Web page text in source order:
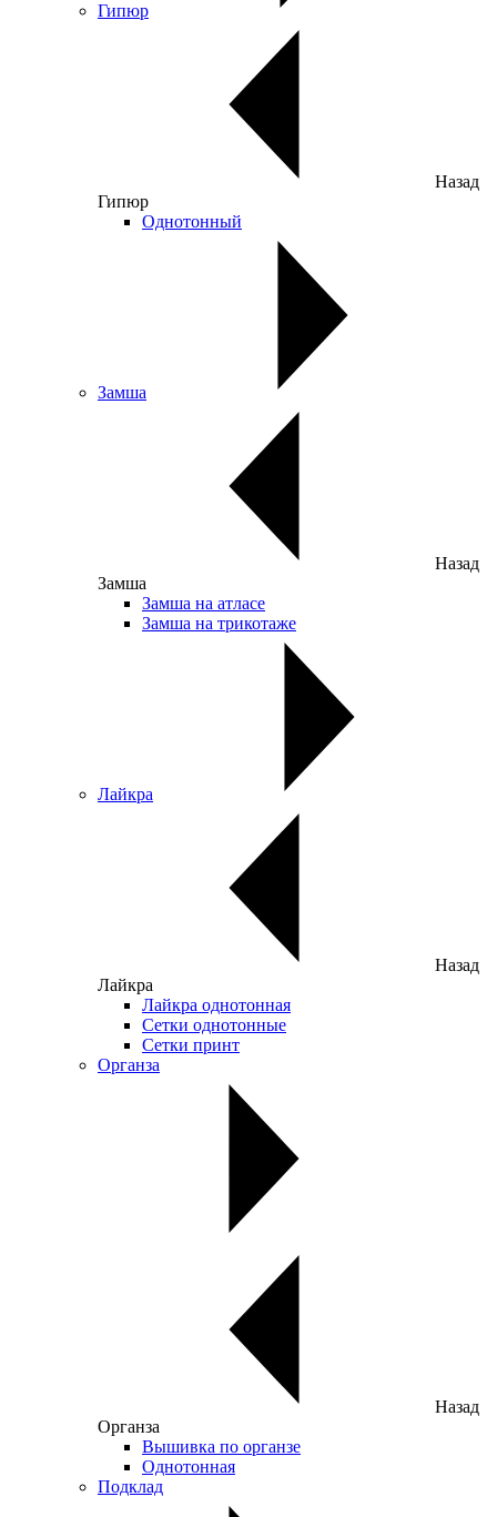
Гипюр
Назад
Гипюр
Однотонный
Замша
Назад
Замша
Замша на атласе
Замша на трикотаже
Лайкра
Назад
Лайкра
Лайкра однотонная
Сетки однотонные
Сетки принт
Органза
Назад
Органза
Вышивка по органзе
Однотонная
Подклад